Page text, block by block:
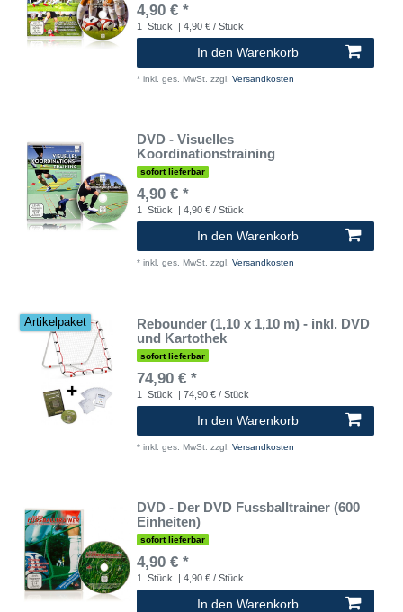
4,90 € *
1 Stück | 4,90 € / Stück
In den Warenkorb
* inkl. ges. MwSt. zzgl. Versandkosten
DVD - Visuelles
Koordinationstraining
sofort lieferbar
4,90 € *
1 Stück | 4,90 € / Stück
In den Warenkorb
* inkl. ges. MwSt. zzgl. Versandkosten
Artikelpaket
Rebounder (1,10 x 1,10 m) - inkl. DVD
und Kartothek
sofort lieferbar
74,90 € *
1 Stück | 74,90 € / Stück
In den Warenkorb
* inkl. ges. MwSt. zzgl. Versandkosten
DVD - Der DVD Fussballtrainer (600
Einheiten)
sofort lieferbar
4,90 € *
1 Stück | 4,90 € / Stück
In den Warenkorb